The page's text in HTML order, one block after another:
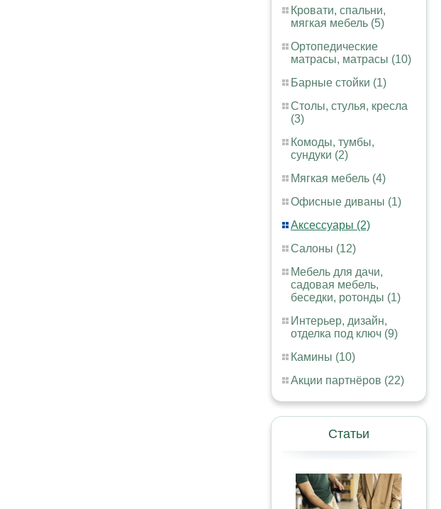
Кровати, спальни,
мягкая мебель (5)
Ортопедические
матрасы, матрасы (10)
Барные стойки (1)
Столы, стулья, кресла
(3)
Комоды, тумбы,
сундуки (2)
Мягкая мебель (4)
Офисные диваны (1)
Аксессуары (2)
Салоны (12)
Мебель для дачи,
садовая мебель,
беседки, ротонды (1)
Интерьер, дизайн,
отделка под ключ (9)
Камины (10)
Акции партнёров (22)
Статьи